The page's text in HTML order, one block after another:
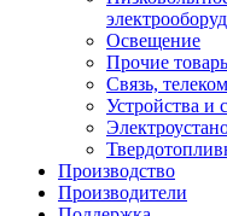
Освещение
Прочие
Связь,
Устройства и
Производство
Производители